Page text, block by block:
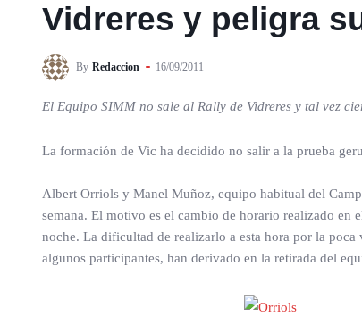
Vidreres y peligra
By Redaccion 16/09/2011
El Equipo SIMM no sale al Rally de Vidreres y tal vez
La formación de Vic ha decidido no salir a la prueba
Albert Orriols y Manel Muñoz, equipo habitual del
semana. El motivo es el cambio de horario realizado
noche. La dificultad de realizarlo a esta hora por la
algunos participantes, han derivado en la retirada del